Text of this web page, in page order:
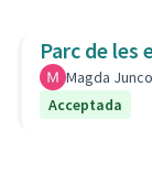
Parc de les
Magda
Acceptada